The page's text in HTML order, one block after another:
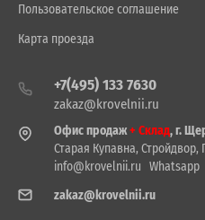
Пользовательское соглашение
Карта проезда
+7(495) 133 7630
zakaz@krovelnii.ru
Офис продаж+ Склад, г.
Старая Купавна, Стройдвор,
info@krovelnii.ru Whatsapp
zakaz@krovelnii.ru